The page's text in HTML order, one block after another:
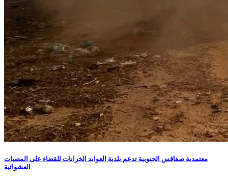
معتمدية صفاقس الجنوبية تدعم بلدية العوابد الخزانات للقضاء على المصبات
العشوائية